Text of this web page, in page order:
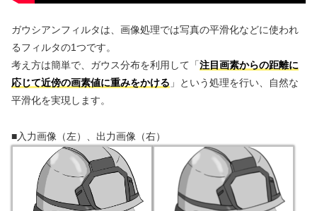
ガウシアンフィルタは、画像処理では写真の平滑化などに使われ
るフィルタの1つです。
考え方は簡単で、ガウス分布を利用して「注目画素からの距離に
応じて近傍の画素値に重みをかける 」という処理を行い、自然な
平滑化を実現します。
■入力画像（左）、出力画像（右）